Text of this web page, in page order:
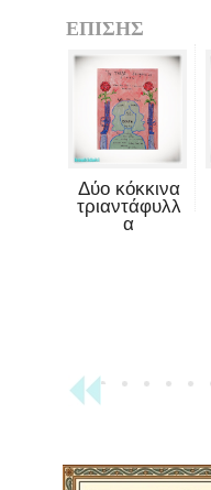
ΕΠΙΣΗΣ
Δύο κόκκινα
τριαντάφυλλ
α